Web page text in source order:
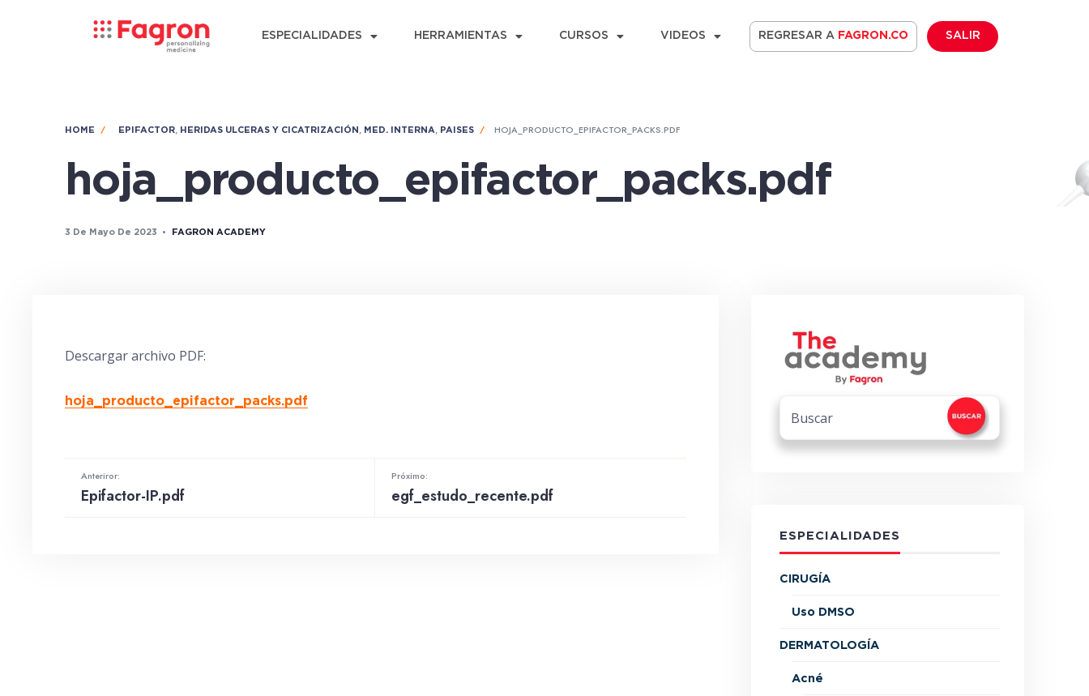
ESPECIALIDADES HERRAMIENTAS CURSOS VIDEOS REGRESAR A FAGRON.CO SALIR
HOME EPIFACTOR, HERIDAS ULCERAS Y CICATRIZACIÓN , MED. INTERNA, PAISES HOJA_PRODUCTO_EPIFACTOR_PACKS.PDF
hoja_producto_epifactor_packs.pdf
3 De Mayo De 2023 • FAGRON ACADEMY
Descargar archivo PDF:
hoja_producto_epifactor_packs.pdf
Anteriror:
Epifactor-IP.pdf
Próximo:
egf_estudo_recente.pdf
ESPECIALIDADES
CIRUGÍA
Uso DMSO
DERMATOLOGÍA
Acné